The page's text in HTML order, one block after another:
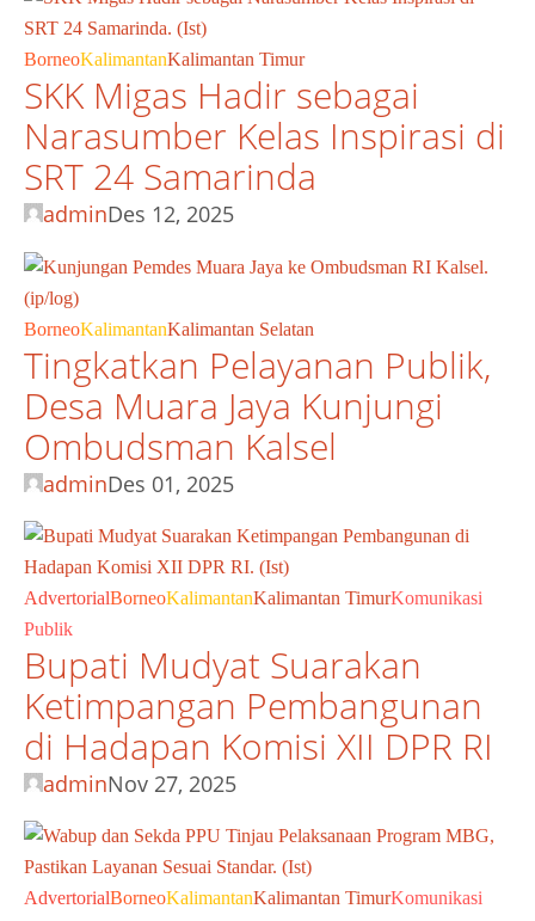
BorneoKalimantanKalimantan Timur
SKK Migas Hadir sebagai
Narasumber Kelas Inspirasi di
SRT 24 Samarinda
adminDes 12, 2025
BorneoKalimantanKalimantan Selatan
Tingkatkan Pelayanan Publik,
Desa Muara Jaya Kunjungi
Ombudsman Kalsel
adminDes 01, 2025
AdvertorialBorneoKalimantanKalimantan TimurKomunikasi
Publik
Bupati Mudyat Suarakan
Ketimpangan Pembangunan
di Hadapan Komisi XII DPR RI
adminNov 27, 2025
AdvertorialBorneoKalimantanKalimantan TimurKomunikasi